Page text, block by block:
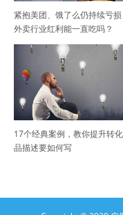
紧抱美团、饿了么仍持续亏
外卖行业红利能一直吃吗？
17个经典案例，教你提升转
品描述要如何写